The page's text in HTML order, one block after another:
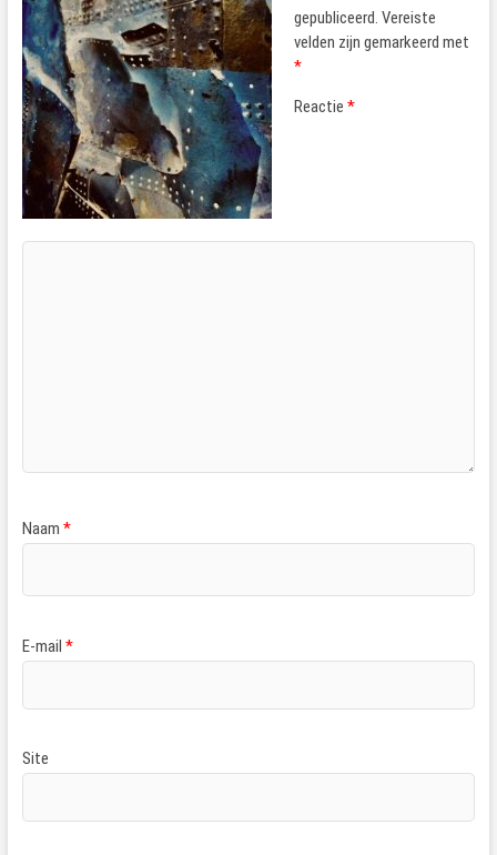
gepubliceerd. Vereiste
velden zijn gemarkeerd met
*
Reactie *
Naam *
E-mail *
Site